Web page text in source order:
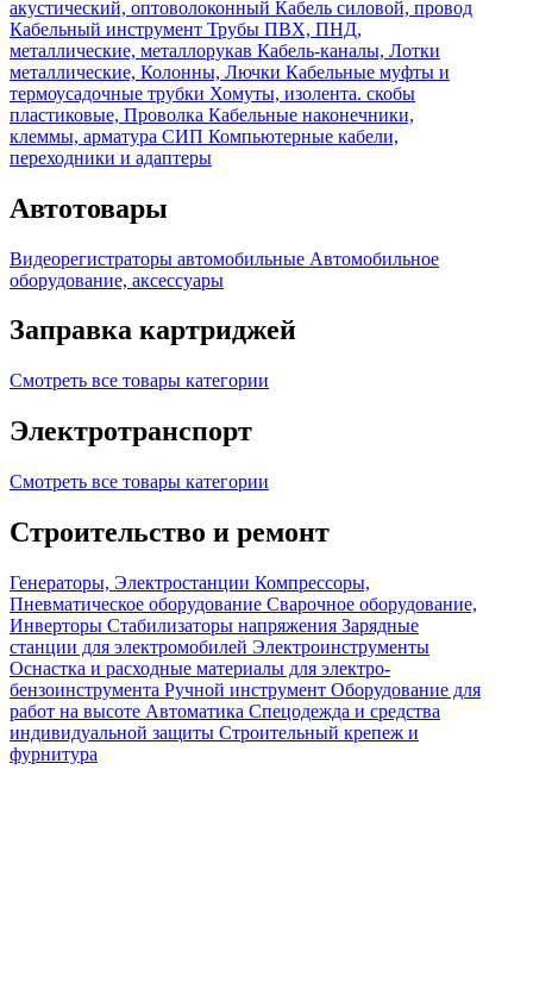
акустический, оптоволоконный Кабель силовой, провод
Кабельный инструмент Трубы ПВХ, ПНД,
металлические, металлорукав Кабель-каналы, Лотки
металлические, Колонны, Лючки Кабельные муфты и
термоусадочные трубки Хомуты, изолента. скобы
пластиковые, Проволка Кабельные наконечники,
клеммы, арматура СИП Компьютерные кабели,
переходники и адаптеры
Автотовары
Видеорегистраторы автомобильные Автомобильное
оборудование, аксессуары
Заправка картриджей
Смотреть все товары категории
Электротранспорт
Смотреть все товары категории
Строительство и ремонт
Генераторы, Электростанции Компрессоры,
Пневматическое оборудование Сварочное оборудование,
Инверторы Стабилизаторы напряжения Зарядные
станции для электромобилей Электроинструменты
Оснастка и расходные материалы для электро-
бензоинструмента Ручной инструмент Оборудование для
работ на высоте Автоматика Спецодежда и средства
индивидуальной защиты Строительный крепеж и
фурнитура